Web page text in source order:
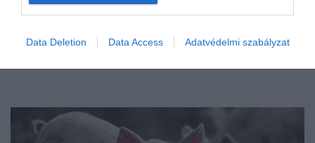
Data Deletion Data Access Adatvédelmi szabályzat